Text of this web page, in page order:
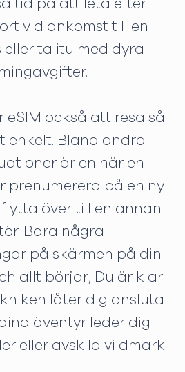
tid på att leta efter
vid ankomst till en
ta itu med dyra
eSIM också att resa så
enkelt. Bland andra
är en när en
prenumerera på en ny
över till en annan
Bara några
på skärmen på din
allt börjar; Du är klar
låter dig ansluta
äventyr leder dig
eller avskild vildmark.